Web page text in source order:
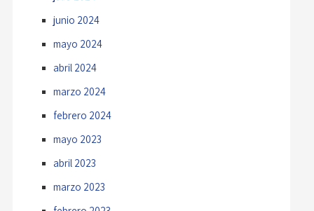
junio 2024
mayo 2024
abril 2024
marzo 2024
febrero 2024
mayo 2023
abril 2023
marzo 2023